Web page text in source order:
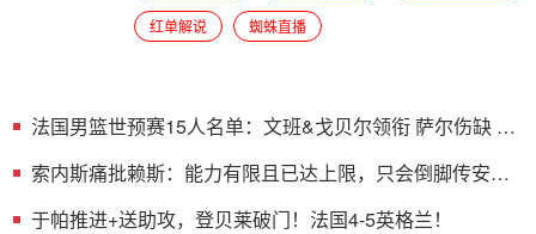
红单解说 蜘蛛直播
法国男篮世预赛15人名单：文班&戈贝尔领衔 萨尔伤缺 里
索内斯痛批赖斯：能力有限且已达上限，只会倒脚传安全
于帕推进+送助攻，登贝莱破门！法国4-5英格兰！